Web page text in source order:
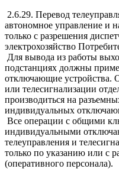
2.6.29. Перевод
автономное управление и
только с разрешения
электрохозяйство
Для вывода из работы
подстанциях должны
отключающие устройства.
или телесигнализации
производиться на
индивидуальных
Все операции с общими
индивидуальными
телеуправления и
только по указанию или с
(оперативного персонала).